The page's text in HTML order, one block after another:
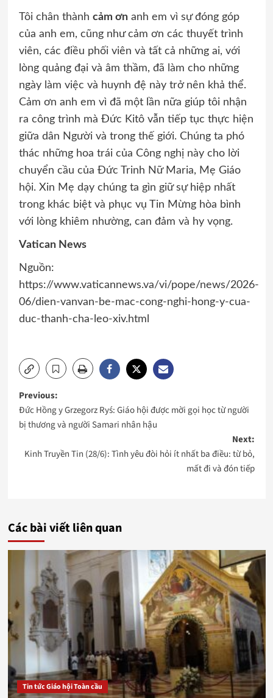
Tôi chân thành cảm ơnanh em vì sự đóng góp
của anh em, cũng như cảm ơn các thuyết trình
viên, các điều phối viên và tất cả những ai, với
lòng quảng đại và âm thầm, đã làm cho những
ngày làm việc và huynh đệ này trở nên khả thể.
Cảm ơn anh em vì đã một lần nữa giúp tôi nhận
ra công trình mà Đức Kitô vẫn tiếp tục thực hiện
giữa dân Người và trong thế giới. Chúng ta phó
thác những hoa trái của Công nghị này cho lời
chuyển cầu của Đức Trinh Nữ Maria, Mẹ Giáo
hội. Xin Mẹ dạy chúng ta gìn giữ sự hiệp nhất
trong khác biệt và phục vụ Tin Mừng hòa bình
với lòng khiêm nhường, can đảm và hy vọng.
Vatican News
Nguồn:
https://www.vaticannews.va/vi/pope/news/2026-
06/dien-vanvan-be-mac-cong-nghi-hong-y-cua-
duc-thanh-cha-leo-xiv.html
Post
navigation
Previous:
Đức Hồng y Grzegorz Ryś: Giáo hội được mời gọi học từ người
bị thương và người Samari nhân hậu
Next:
Kinh Truyền Tin (28/6): Tình yêu đòi hỏi ít nhất ba điều: từ bỏ,
mất đi và đón tiếp
Các bài viết liên quan
Tin tức Giáo hội Toàn cầu